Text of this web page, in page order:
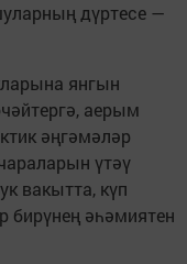
дүртесе —
янгын
аерым
әңгәмәләр
үтәү
вакытта, күп
бирүнең әһәмиятен